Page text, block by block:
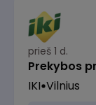
prieš 1 d.
Prekybos
IKI Vilnius